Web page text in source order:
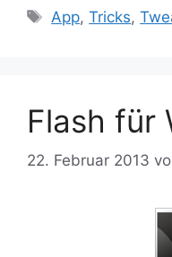
Schlagwörter
App,Tricks,
Flash für
22. Februar 2013